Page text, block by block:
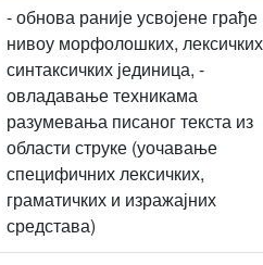
- обнова раније усвојене
нивоу морфолошких,
синтаксичких јединица, -
овладавање техникама
разумевања писаног текста из
области струке (уочавање
специфичних лексичких,
граматичких и изражајних
средстава)